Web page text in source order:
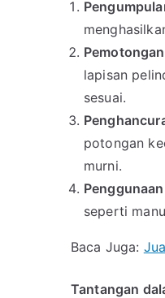
lapisan
sesuai.
potongan
murni.
seperti
Baca Juga:
Tantangan